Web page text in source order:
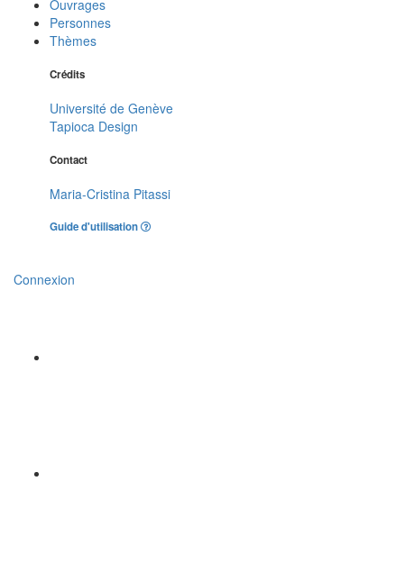
Ouvrages
Personnes
Thèmes
Crédits
Université de Genève
Tapioca Design
Contact
Maria-Cristina Pitassi
Guide d'utilisation
Connexion